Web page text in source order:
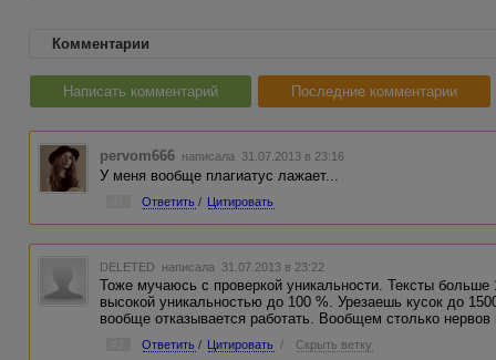
Комментарии
Написать комментарий Последние комментарии
pervom666 написала 31.07.2013 в 23:16
У меня вообще плагиатус лажает...
Ответить / Цитировать
DELETED написала 31.07.2013 в 23:22
Тоже мучаюсь с проверкой уникальности. Тексты больше
высокой уникальностью до 100 %. Урезаешь кусок до
вообще отказывается работать. Вообщем столько
Ответить / Цитировать / Скрыть ветку